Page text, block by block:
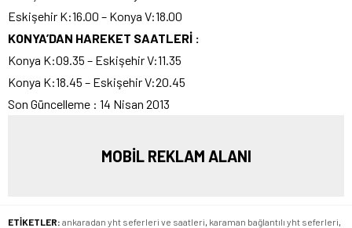
Eskişehir K:16.00 – Konya V:18.00
KONYA’DAN HAREKET SAATLERİ :
Konya K:09.35 – Eskişehir V:11.35
Konya K:18.45 – Eskişehir V:20.45
Son Güncelleme : 14 Nisan 2013
MOBİL REKLAM ALANI
ETİKETLER: ankaradan yht seferleri ve saatleri karaman bağlantılı yht seferleri